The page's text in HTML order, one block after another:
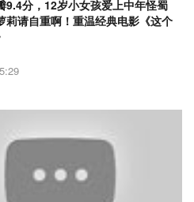
9.4分，12岁小女孩爱上中年怪蜀
莉请自重啊！重温经典电影《这个